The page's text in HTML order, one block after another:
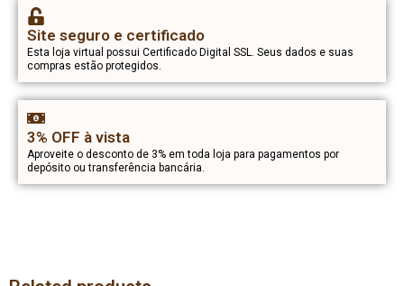
Site seguro e certificado
Esta loja virtual possui Certificado Digital SSL. Seus dados e suas
compras estão protegidos.
3% OFF à vista
Aproveite o desconto de 3% em toda loja para pagamentos por
depósito ou transferência bancária.